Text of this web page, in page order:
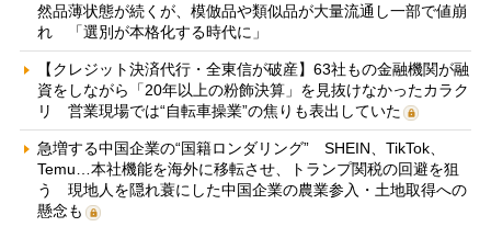
然品薄状態が続くが、模倣品や類似品が大量流通し一部で値崩
れ 「選別が本格化する時代に」
【クレジット決済代行・全東信が破産】63社もの金融機関が融
資をしながら「20年以上の粉飾決算」を見抜けなかったカラク
リ 営業現場では“自転車操業”の焦りも表出していた
急増する中国企業の“国籍ロンダリング” SHEIN、TikTok、
Temu…本社機能を海外に移転させ、トランプ関税の回避を狙
う 現地人を隠れ蓑にした中国企業の農業参入・土地取得への
懸念も